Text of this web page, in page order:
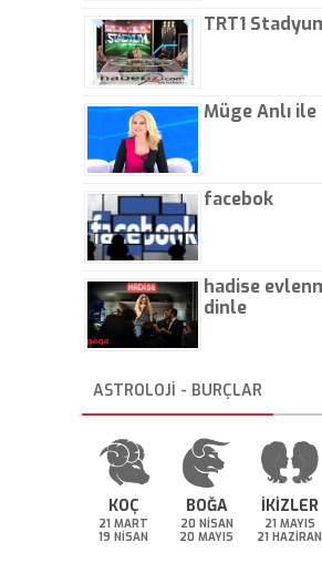
TRT1
Müge Anlı
facebok
hadise
dinle
ASTROLOJİ - BURÇLAR
KOÇ
21 MART
19 NİSAN
BOĞA
20 NİSAN
20 MAYIS
İKİZLER
21 MAYIS
21 HAZİRAN